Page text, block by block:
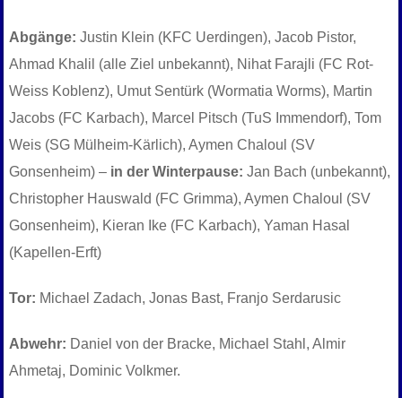
Abgänge: Justin Klein (KFC Uerdingen), Jacob Pistor,
Ahmad Khalil (alle Ziel unbekannt), Nihat Farajli (FC Rot-
Weiss Koblenz), Umut Sentürk (Wormatia Worms), Martin
Jacobs (FC Karbach), Marcel Pitsch (TuS Immendorf), Tom
Weis (SG Mülheim-Kärlich), Aymen Chaloul (SV
Gonsenheim) – in der Winterpause:Jan Bach (unbekannt),
Christopher Hauswald (FC Grimma), Aymen Chaloul (SV
Gonsenheim), Kieran Ike (FC Karbach), Yaman Hasal
(Kapellen-Erft)
Tor: Michael Zadach, Jonas Bast, Franjo Serdarusic
Abwehr: Daniel von der Bracke, Michael Stahl, Almir
Ahmetaj, Dominic Volkmer.